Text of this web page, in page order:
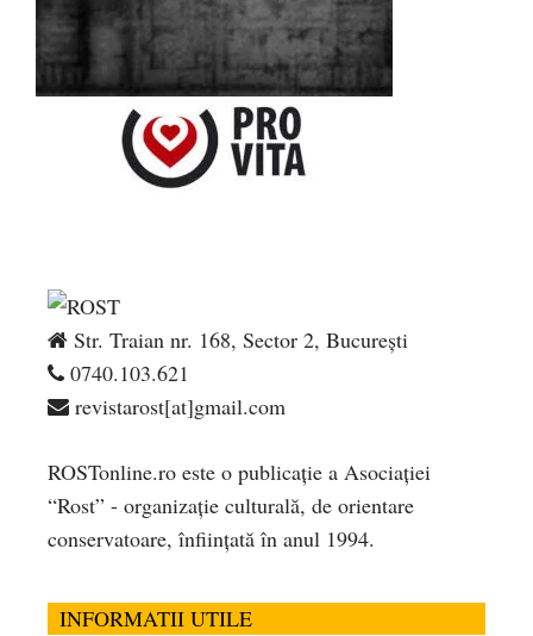
Str. Traian nr. 168, Sector 2, București
0740.103.621
revistarost[at]gmail.com
ROSTonline.ro este o publicaţie a Asociaţiei
“Rost” - organizaţie culturală, de orientare
conservatoare, înfiinţată în anul 1994.
INFORMATII UTILE